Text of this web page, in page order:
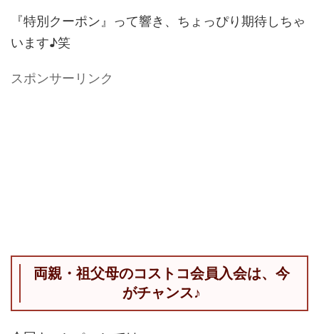
『特別クーポン』って響き、ちょっぴり期待しちゃ
います♪笑
スポンサーリンク
両親・祖父母のコストコ会員入会は、今
がチャンス♪